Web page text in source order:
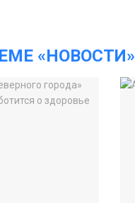
«НОВОСТИ»